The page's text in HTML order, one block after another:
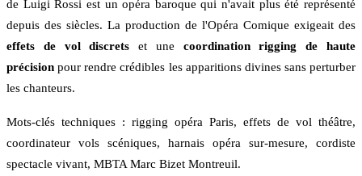
de Luigi Rossi est un opéra baroque qui n'avait plus été représenté
depuis des siècles. La production de l'Opéra Comique exigeait des
effets de vol discrets et une coordination rigging de haute
précision pour rendre crédibles les apparitions divines sans perturber
les chanteurs.
Mots-clés techniques : rigging opéra Paris, effets de vol théâtre,
coordinateur vols scéniques, harnais opéra sur-mesure, cordiste
spectacle vivant, MBTA Marc Bizet Montreuil.